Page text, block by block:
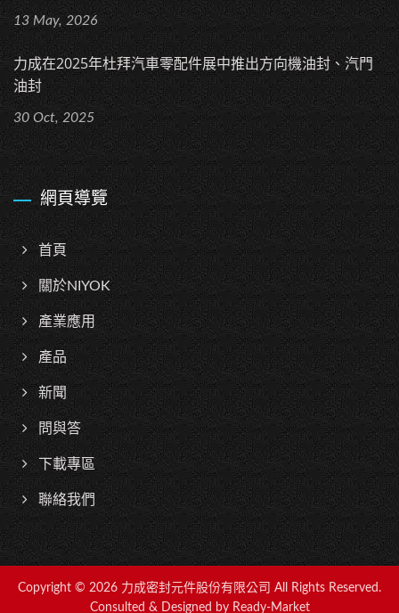
13 May, 2026
力成在2025年杜拜汽車零配件展中推出方向機油封、汽門
油封
30 Oct, 2025
網頁導覽
首頁
關於NIYOK
產業應用
產品
新聞
問與答
下載專區
聯絡我們
Copyright © 2026 力成密封元件股份有限公司 All Rights Reserved.
Consulted & Designed by Ready-Market